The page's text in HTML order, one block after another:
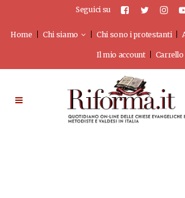
Seguici su
Home Chi siamo Chi sono i protestanti
Il mio account Carrello